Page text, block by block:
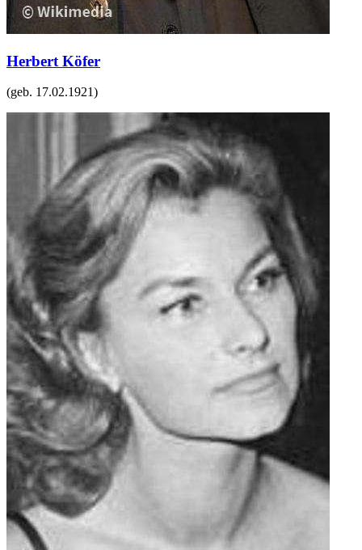
Herbert Köfer
(geb. 17.02.1921)